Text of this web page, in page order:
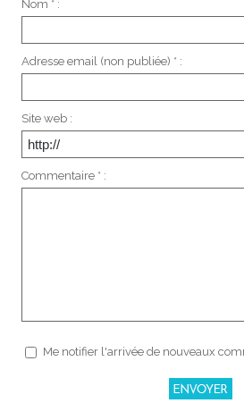
Nom * :
Adresse email (non publiée) * :
Site web :
Commentaire * :
Me notifier l'arrivée de nouveaux